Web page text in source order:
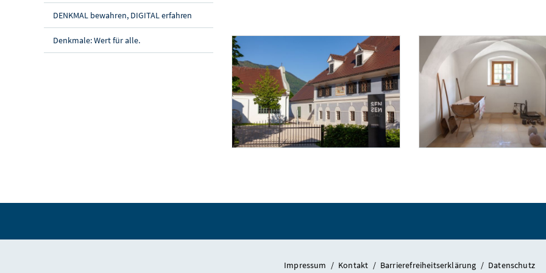
DENKMAL bewahren, DIGITAL erfahren
Denkmale: Wert für alle.
Impressum / Kontakt / Barrierefreiheitserklärung / Datenschutz